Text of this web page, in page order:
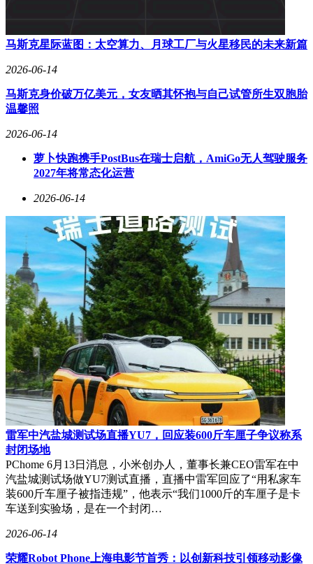
马斯克星际蓝图：太空算力、月球工厂与火星移民的未来新篇
2026-06-14
马斯克身价破万亿美元，女友晒其怀抱与自己试管所生双胞胎
温馨照
2026-06-14
萝卜快跑携手PostBus在瑞士启航，AmiGo无人驾驶服务
2027年将常态化运营
2026-06-14
雷军中汽盐城测试场直播YU7，回应装600斤车厘子争议称系
封闭场地
PChome 6月13日消息，小米创办人，董事长兼CEO雷军在中
汽盐城测试场做YU7测试直播，直播中雷军回应了“用私家车
装600斤车厘子被指违规”，他表示“我们1000斤的车厘子是卡
车送到实验场，是在一个封闭…
2026-06-14
荣耀Robot Phone上海电影节首秀：以创新科技引领移动影像